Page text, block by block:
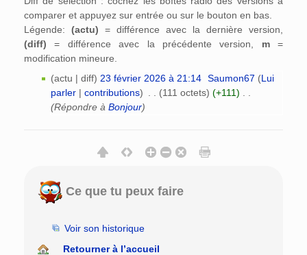
comparer et appuyez sur entrée ou sur le bouton en bas.
Légende: (actu) = différence avec la dernière version,
(diff) = différence avec la précédente version, m=
modification mineure.
(actu | diff) 23 février 2026 à 21:14‎ Saumon67 (Lui
parler| contributions) (111 octets) (+111)
(Répondre à Bonjour)
Ce que tu peux faire
Voir son historique
Retourner à l’accueil